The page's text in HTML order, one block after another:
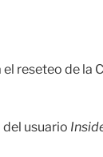
reseteo de la
del usuario